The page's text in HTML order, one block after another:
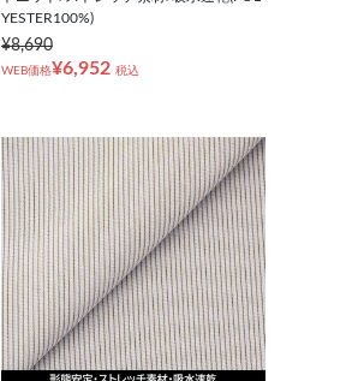
YESTER100%)
¥8,690
WEB価格¥6,952 税込